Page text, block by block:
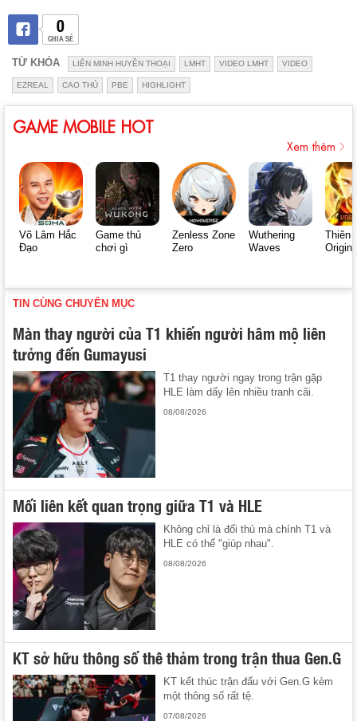
0
CHIA SẺ
TỪ KHÓA LIÊN MINH HUYỀN THOẠI LMHT VIDEO LMHT VIDEO
EZREAL CAO THỦ PBE HIGHLIGHT
GAME MOBILE HOT
Xem thêm
Võ Lâm Hắc
Đạo
Game thủ
chơi gì
Zenless Zone
Zero
Wuthering
Waves
Thiên
Origin
TIN CÙNG CHUYÊN MỤC
Màn thay người của T1 khiến người hâm mộ liên
tưởng đến Gumayusi
T1 thay người ngay trong trận gặp
HLE làm dấy lên nhiều tranh cãi.
08/08/2026
Mối liên kết quan trọng giữa T1 và HLE
Không chỉ là đối thủ mà chính T1 và
HLE có thể "giúp nhau".
08/08/2026
KT sở hữu thông số thê thảm trong trận thua Gen.G
KT kết thúc trận đấu với Gen.G kèm
một thông số rất tệ.
07/08/2026